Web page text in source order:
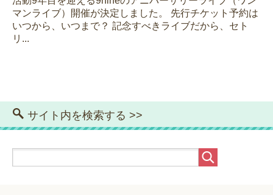
マンライブ）開催が決定しました。 先行チケット予約は
いつから、いつまで？ 記念すべきライブだから、セト
リ...
サイト内を検索する >>